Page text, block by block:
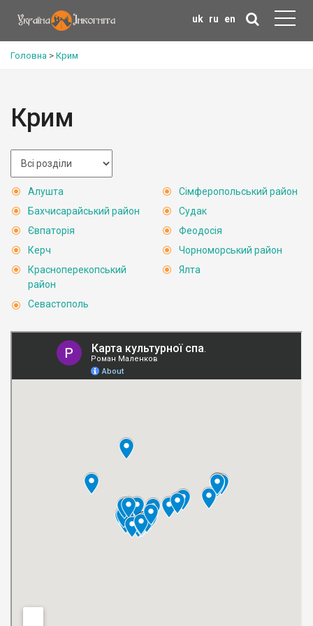
uk ru en
Головна > Крим
Крим
Алушта
Бахчисарайський район
Євпаторія
Керч
Красноперекопський
район
Севастополь
Сімферопольський район
Судак
Феодосія
Чорноморський район
Ялта